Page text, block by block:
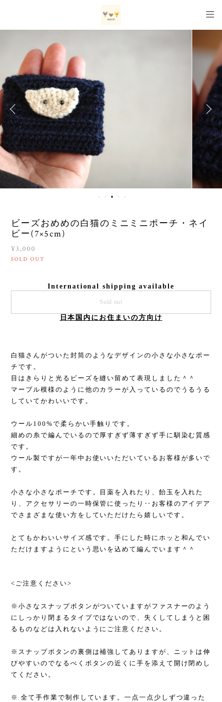
ビーズおめめの白猫のミニミニポーチ・ネイ
ビー(7×5cm)
¥3,000
SOLD OUT
International shipping available
Sold out
日本国内にお住まいの方向け
白猫さんがついた封筒のようなデザインの小さな小さなポー
チです。
目はきらりと光るビーズを縫い留めて表現しました＾＾
マーブル模様のように他のカラーが入っているのでうるうる
していてかわいいです。
ウール100%で柔らかい手触りです。
細めの糸で編んでいるので厚すぎず薄すぎず手に馴染む質感
です。
ウール製ですが一年中お使いいただいているお客様が多いで
す。
小さな小さなポーチです。目薬を入れたり、飴玉を入れた
り、アクセサリーの一時保管に使ったり‥お客様のアイデア
でさまざまな使い方をしていただけたら嬉しいです。
とてもかわいいサイズ感です。手にした時にホッと和んでい
ただけますようにという思いを込めて編んでいます＾＾
<ご注意ください>
※小さなスナップボタンがついていますがファスナーのよう
にしっかり閉まるタイプではないので、失くしてしまうと困
るものなどは入れないようにご注意ください。
※スナップボタンの裏側は補強してありますが、ニットは伸
びやすいのでなるべくボタンの近くに手を添えて開け閉めし
てください。
※ 全て手作業で制作しています。一点一点少しずつ違った